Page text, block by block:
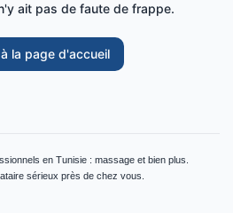
ait pas de faute de frappe.
la page d'accueil
en Tunisie : massage et bien plus.
sérieux près de chez vous.